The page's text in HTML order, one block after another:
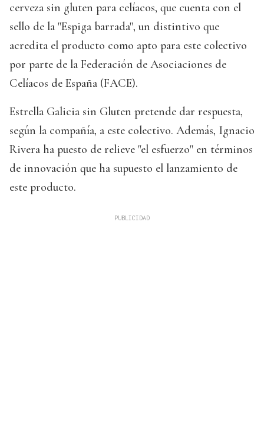
cerveza sin gluten para celíacos, que cuenta con el
sello de la "Espiga barrada", un distintivo que
acredita el producto como apto para este colectivo
por parte de la Federación de Asociaciones de
Celíacos de España (FACE).
Estrella Galicia sin Gluten pretende dar respuesta,
según la compañía, a este colectivo. Además, Ignacio
Rivera ha puesto de relieve "el esfuerzo" en términos
de innovación que ha supuesto el lanzamiento de
este producto.